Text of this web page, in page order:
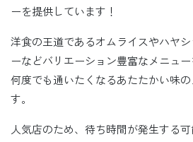
ーを提供しています！
洋食の王道であるオムライスやハヤ
ーなどバリエーション豊富なメニュー
何度でも通いたくなるあたたかい味
す。
人気店のため、待ち時間が発生する可